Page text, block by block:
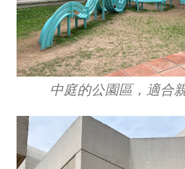
中庭的公園區，適合